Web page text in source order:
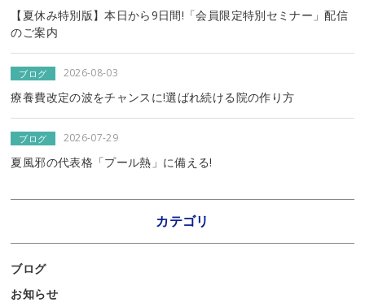
【夏休み特別版】本日から9日間!「会員限定特別セミナー」配信
のご案内
ブログ 2026-08-03
療養費改定の波をチャンスに!選ばれ続ける院の作り方
ブログ 2026-07-29
夏風邪の代表格「プール熱」に備える!
カテゴリ
ブログ
お知らせ